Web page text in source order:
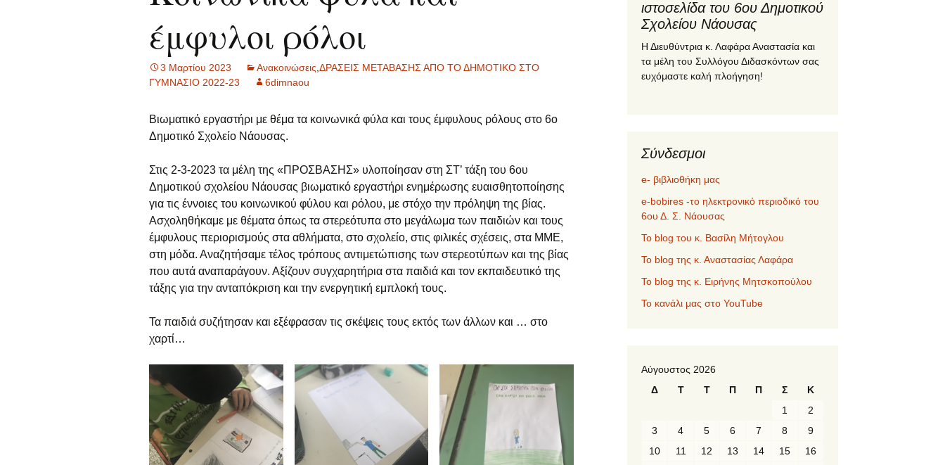
Οι μαθητές/ριες μαςαποστάσεως
Δ΄ τάξη… εξ
αποστάσεως
αποστάσεως
ΤΠΕ… εξ αποστάσεως
Αγγλικά… εξ
αποστάσεως
Γαλλικά… εξ
αποστάσεως
εξ αποστάσεως
Εικαστικά… εξ
αποστάσεως
Τμήμα Ένταξης… εξ
αποστάσεως
έμφυλοι ρόλοι
3 Μαρτίου 2023 Ανακοινώσεις ΔΡΑΣΕΙΣ ΜΕΤΑΒΑΣΗΣ ΑΠΟ ΤΟ ΔΗΜΟΤΙΚΟ ΣΤΟ
ΓΥΜΝΑΣΙΟ 2022-23
6dimnaou
Βιωματικό εργαστήρι με θέμα τα κοινωνικά φύλα και τους έμφυλους ρόλους στο 6ο
Δημοτικό Σχολείο Νάουσας.
Στις 2-3-2023 τα μέλη της «ΠΡΟΣΒΑΣΗΣ» υλοποίησαν στη ΣΤ’ τάξη του 6ου
Δημοτικού σχολείου Νάουσας βιωματικό εργαστήρι ενημέρωσης ευαισθητοποίησης
για τις έννοιες του κοινωνικού φύλου και ρόλου, με στόχο την πρόληψη της βίας.
Ασχοληθήκαμε με θέματα όπως τα στερεότυπα στο μεγάλωμα των παιδιών και τους
έμφυλους περιορισμούς στα αθλήματα, στο σχολείο, στις φιλικές σχέσεις, στα ΜΜΕ,
στη μόδα. Αναζητήσαμε τέλος τρόπους αντιμετώπισης των στερεοτύπων και της βίας
που αυτά αναπαράγουν. Αξίζουν συγχαρητήρια στα παιδιά και τον εκπαιδευτικό της
τάξης για την ανταπόκριση και την ενεργητική εμπλοκή τους.
Τα παιδιά συζήτησαν και εξέφρασαν τις σκέψεις τους εκτός των άλλων και … στο
χαρτί…
ιστοσελίδα του 6ου Δημοτικού
Σχολείου Νάουσας
Η Διευθύντρια κ. Λαφάρα Αναστασία και
τα μέλη του Συλλόγου Διδασκόντων σας
ευχόμαστε καλή πλοήγηση!
Σύνδεσμοι
e- βιβλιοθήκη μας
e-bobires -το ηλεκτρονικό περιοδικό του
6ου Δ. Σ. Νάουσας
To blog του κ. Βασίλη Μήτογλου
Το blog της κ. Αναστασίας Λαφάρα
Το blog της κ. Ειρήνης Μητσκοπούλου
Το κανάλι μας στο YouTube
Αύγουστος 2026
Δ
Τ Τ Π Π Σ Κ
1
2
3
4 5 6 7 8
9
10
11 12 13 14 15
16